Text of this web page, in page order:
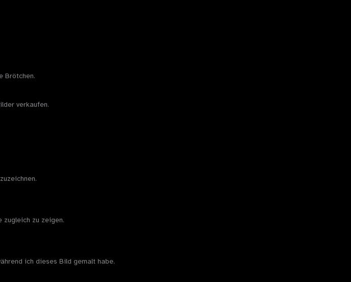
Brötchen.
verkaufen.
zugleich zu zeigen.
ich dieses Bild gemalt habe.